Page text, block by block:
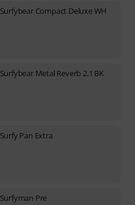
Surfybear Compact Deluxe WH
Surfybear Metal Reverb 2.1 BK
Surfy Pan Extra
Surfyman Pre